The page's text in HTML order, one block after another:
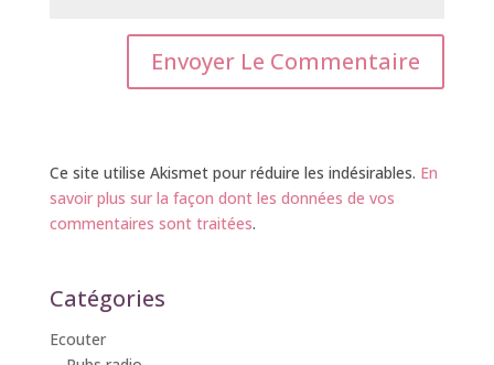
Ce site utilise Akismet pour réduire les indésirables. En
savoir plus sur la façon dont les données de vos
commentaires sont traitées.
Catégories
Ecouter